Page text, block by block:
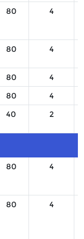
80 4
80 4
80
4
80
4
40 2
80 4
80 4